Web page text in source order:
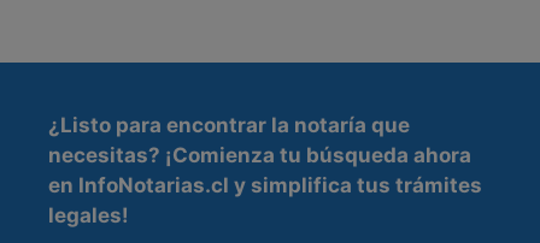
¿Listo para encontrar la notaría que
necesitas? ¡Comienza tu búsqueda ahora
en InfoNotarias.cl y simplifica tus trámites
legales!